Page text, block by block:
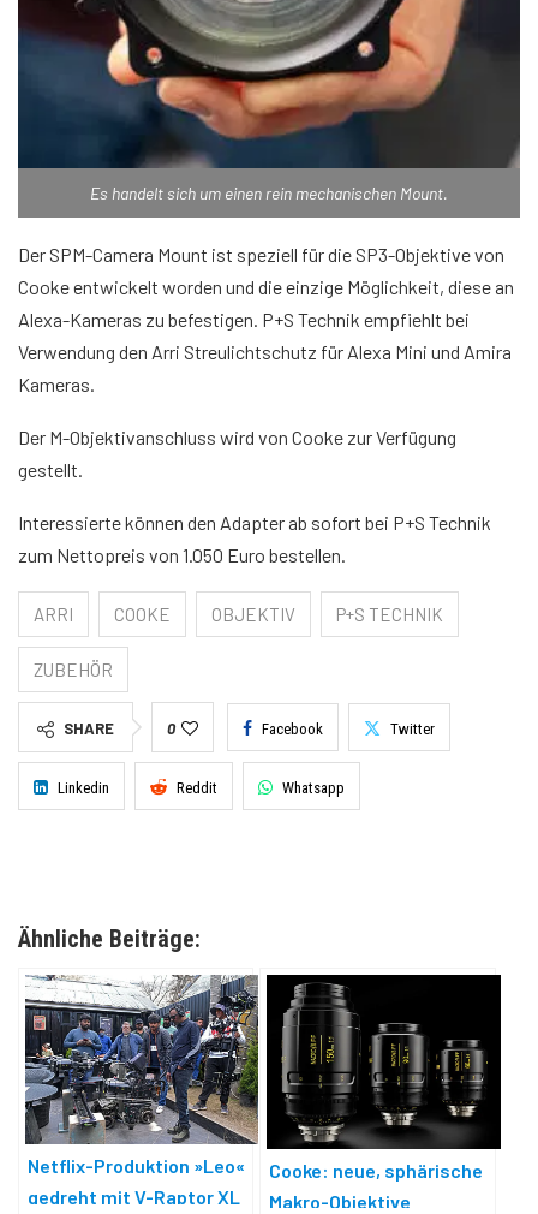
Es handelt sich um einen rein mechanischen Mount.
Der SPM-Camera Mount ist speziell für die SP3-Objektive von
Cooke entwickelt worden und die einzige Möglichkeit, diese an
Alexa-Kameras zu befestigen. P+S Technik empfiehlt bei
Verwendung den Arri Streulichtschutz für Alexa Mini und Amira
Kameras.
Der M-Objektivanschluss wird von Cooke zur Verfügung
gestellt.
Interessierte können den Adapter ab sofort bei P+S Technik
zum Nettopreis von 1.050 Euro bestellen.
ARRI COOKE OBJEKTIV P+S TECHNIK
ZUBEHÖR
SHARE 0 Facebook Twitter
Linkedin Reddit Whatsapp
Ähnliche Beiträge:
Netflix-Produktion »Leo«
gedreht mit V-Raptor XL
Cooke: neue, sphärische
Makro-Objektive